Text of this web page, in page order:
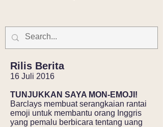
Rilis Berita
16 Juli 2016
TUNJUKKAN SAYA MON-EMOJI!
Barclays membuat serangkaian rantai
emoji untuk membantu orang Inggris
yang pemalu berbicara tentang uang